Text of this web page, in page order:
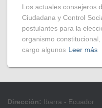
Los actuales consejeros
Ciudadana y Control
postulantes para la
organismo
cargo algunos Leer más
Dirección: Ibarra - Ecuador